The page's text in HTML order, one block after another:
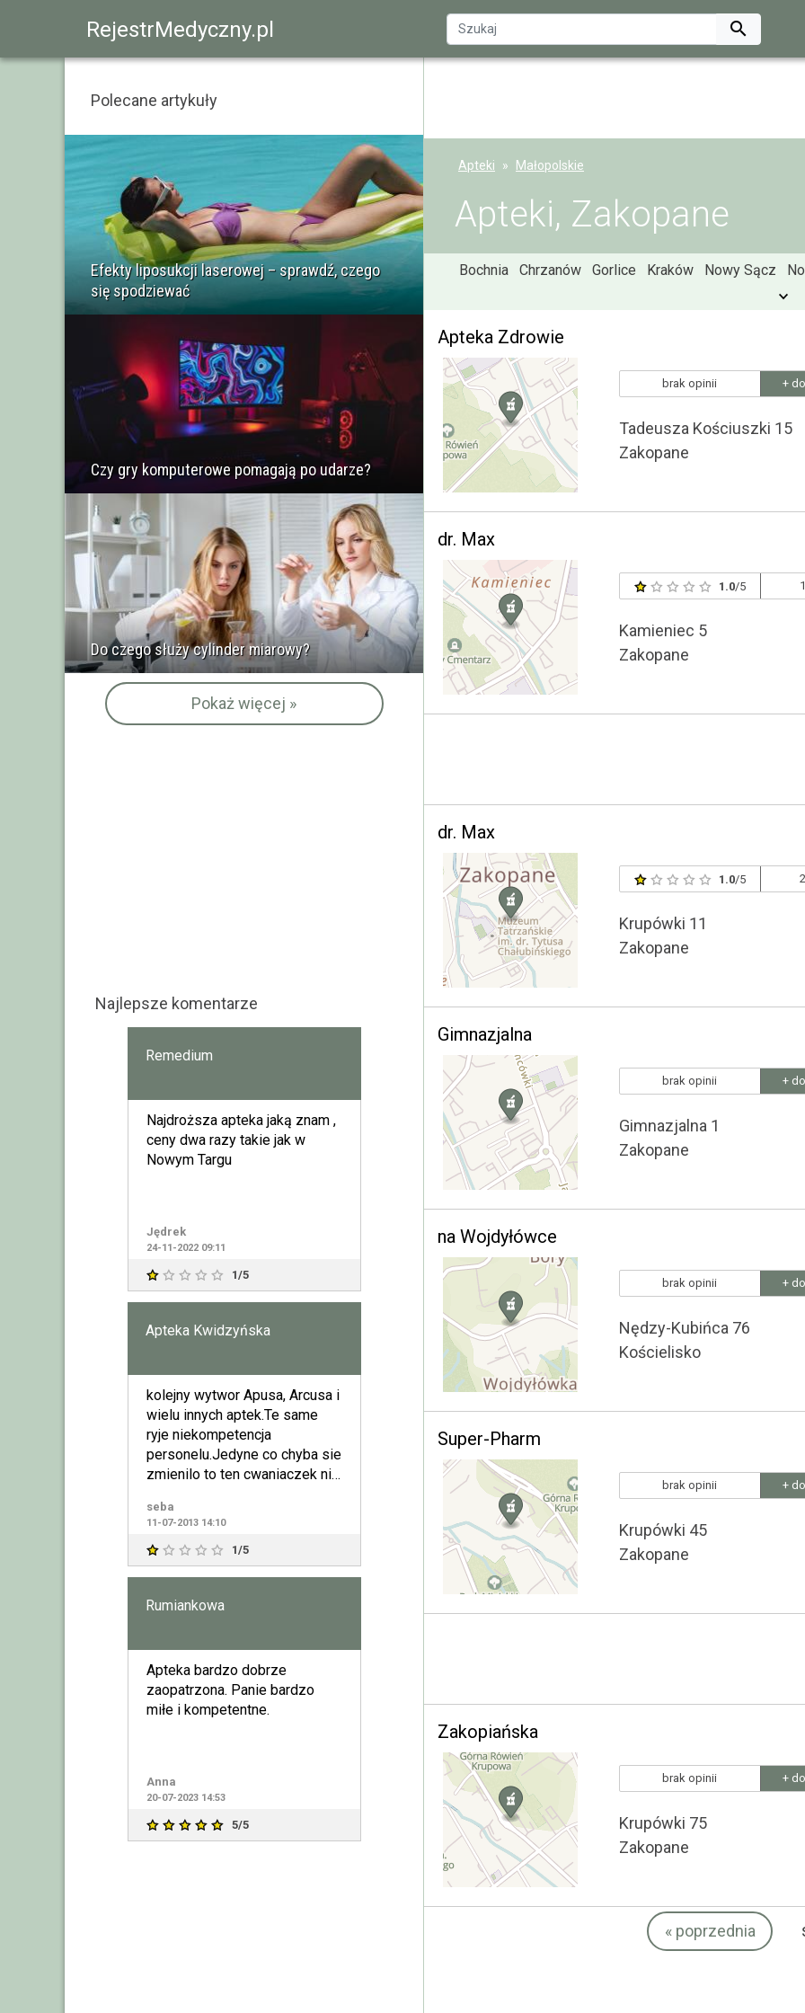
RejestrMedyczny.pl 
Apteki Małopolskie
Apteki, Zakopane
Bochnia Chrzanów Gorlice Kraków Nowy Sącz
Apteka Zdrowie
brak opinii +
Tadeusza Kościuszki 15
Zakopane
dr. Max
1.0/5
Kamieniec 5
Zakopane
dr. Max
1.0/5
Krupówki 11
Zakopane
Gimnazjalna
brak opinii +
Gimnazjalna 1
Zakopane
na Wojdyłówce
brak opinii +
Nędzy-Kubińca 76
Kościelisko
Super-Pharm
brak opinii +
Krupówki 45
Zakopane
Zakopiańska
brak opinii +
Krupówki 75
Zakopane
« poprzednia
Polecane artykuły
Efekty liposukcji laserowej – sprawdź, czego
się spodziewać
Czy gry komputerowe pomagają po udarze?
Do czego służy cylinder miarowy?
Pokaż więcej »
Najlepsze komentarze
Remedium
Najdroższa apteka jaką znam ,
ceny dwa razy takie jak w
Nowym Targu
Jędrek
24-11-2022 09:11
1/5
Apteka Kwidzyńska
kolejny wytwor Apusa, Arcusa i
wielu innych aptek.Te same
ryje niekompetencja
personelu.Jedyne co chyba sie
zmienilo to ten cwaniaczek nie
seba
11-07-2013 14:10
1/5
Rumiankowa
Apteka bardzo dobrze
zaopatrzona. Panie bardzo
miłe i kompetentne.
Anna
20-07-2023 14:53
5/5